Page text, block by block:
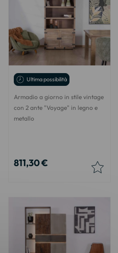
Ultima possibilità
Armadio a giorno in stile vintage
con 2 ante "Voyage" in legno e
metallo
811,30 €